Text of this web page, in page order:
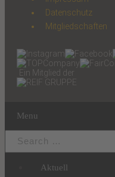
Datenschutz
Mitgliedschaften
Ein Mitglied der
Menu
Aktuell